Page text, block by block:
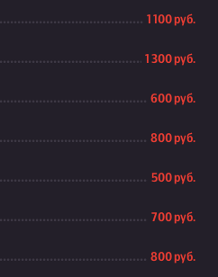
1 100 руб.
1 300 руб.
600 руб.
800 руб.
500 руб.
700 руб.
800 руб.